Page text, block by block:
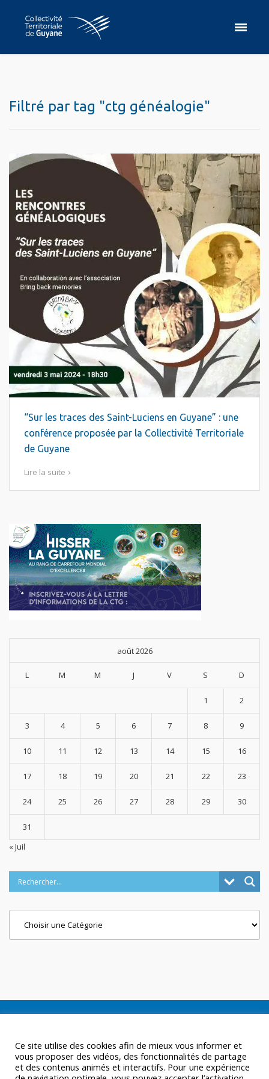
Filtré par tag "ctg généalogie"
“Sur les traces des Saint-Luciens en Guyane” : une
conférence proposée par la Collectivité Territoriale
de Guyane
Lire la suite
août 2026
L M M J V S D
1 2
3 4 5 6 7 8 9
10 11 12 13 14 15 16
17 18 19 20 21 22 23
24 25 26 27 28 29 30
31
« Juil
Ce site utilise des cookies afin de mieux vous informer et
vous proposer des vidéos, des fonctionnalités de partage
et des contenus animés et interactifs. Pour une expérience